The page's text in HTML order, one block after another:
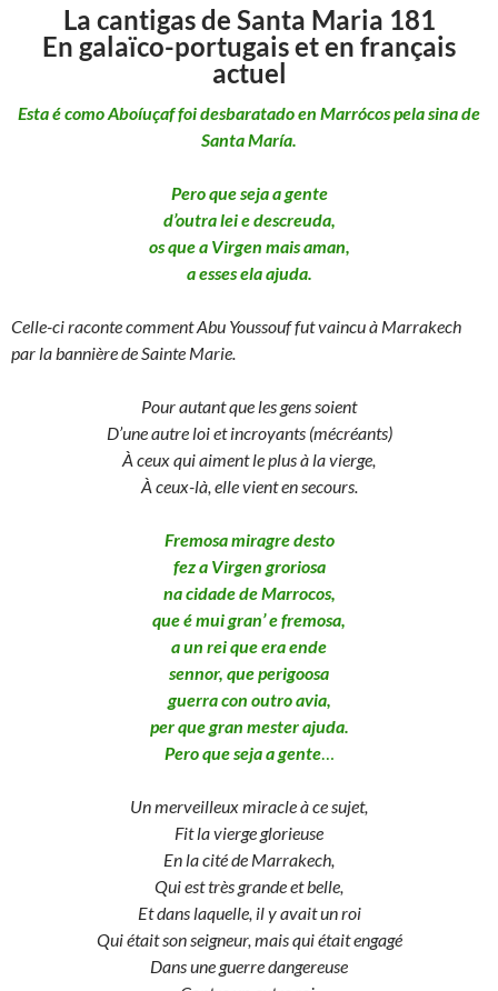
La cantigas de Santa Maria 181
En galaïco-portugais et en français
actuel
Esta é como Aboíuçaf foi desbaratado en Marrócos pela sina de
Santa María.
Pero que seja a gente
d’outra lei e descreuda,
os que a Virgen mais aman,
a esses ela ajuda.
Celle-ci raconte comment Abu Youssouf fut vaincu à Marrakech
par la bannière de Sainte Marie.
Pour autant que les gens soient
D’une autre loi et incroyants (mécréants)
À ceux qui aiment le plus à la vierge,
À ceux-là, elle vient en secours.
Fremosa miragre desto
fez a Virgen groriosa
na cidade de Marrocos,
que é mui gran’ e fremosa,
a un rei que era ende
sennor, que perigoosa
guerra con outro avia,
per que gran mester ajuda.
Pero que seja a gente…
Un merveilleux miracle à ce sujet,
Fit la vierge glorieuse
En la cité de Marrakech,
Qui est très grande et belle,
Et dans laquelle, il y avait un roi
Qui était son seigneur, mais qui était engagé
Dans une guerre dangereuse